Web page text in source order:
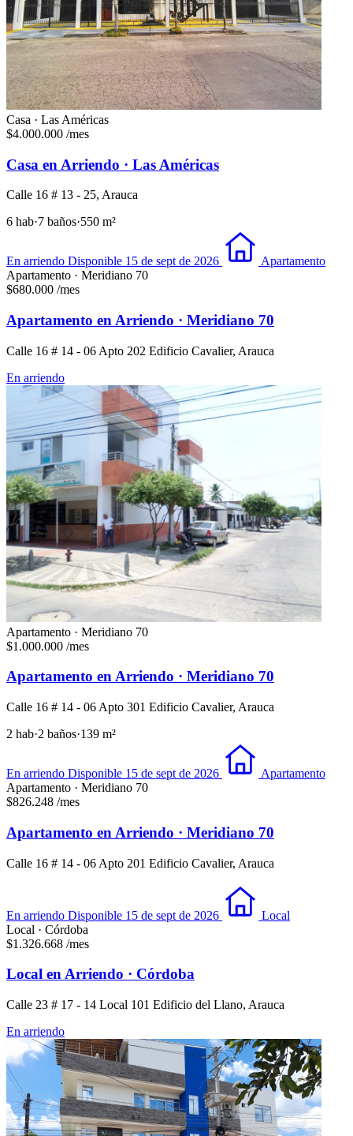
Casa · Las Américas
$4.000.000 /mes
Casa en Arriendo · Las Américas
Calle 16 # 13 - 25, Arauca
6 hab·7 baños·550 m²
En arriendo Disponible 15 de sept de 2026
Apartamento
Apartamento · Meridiano 70
$680.000 /mes
Apartamento en Arriendo · Meridiano 70
Calle 16 # 14 - 06 Apto 202 Edificio Cavalier, Arauca
En arriendo
Apartamento · Meridiano 70
$1.000.000 /mes
Apartamento en Arriendo · Meridiano 70
Calle 16 # 14 - 06 Apto 301 Edificio Cavalier, Arauca
2 hab·2 baños·139 m²
En arriendo Disponible 15 de sept de 2026
Apartamento
Apartamento · Meridiano 70
$826.248 /mes
Apartamento en Arriendo · Meridiano 70
Calle 16 # 14 - 06 Apto 201 Edificio Cavalier, Arauca
En arriendo Disponible 15 de sept de 2026
Local
Local · Córdoba
$1.326.668 /mes
Local en Arriendo · Córdoba
Calle 23 # 17 - 14 Local 101 Edificio del Llano, Arauca
En arriendo